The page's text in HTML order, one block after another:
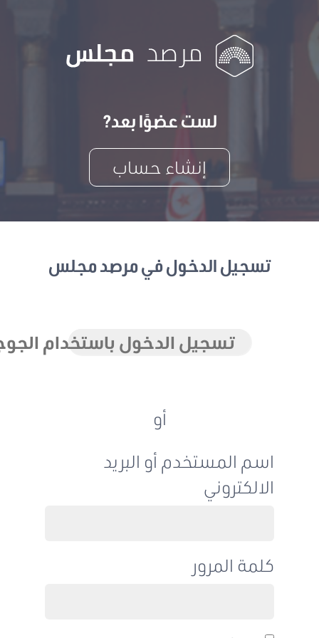
لست عضوًا بعد?
إنشاء حساب
تسجيل الدخول في مرصد مجلس
تسجيل الدخول باستخدام الجوجل
اسم المستخدم أو البريد
الالكتروني
كلمة المرور